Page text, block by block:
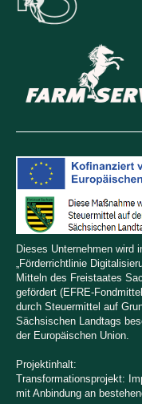
Dieses Unternehmen wird
„Förderrichtlinie
Mitteln des Freistaates
gefördert (EFRE-
durch Steuermittel auf
Sächsischen Landtags
der Europäischen Union.
Projektinhalt:
Transformationsprojekt:
mit Anbindung an